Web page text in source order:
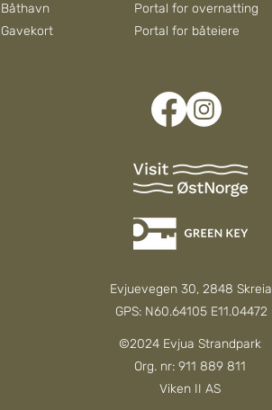
Båthavn
Gavekort
Portal for overnatting
Portal for båteiere
Evjuevegen 30, 2848 Skreia
GPS: N60.64105 E11.04472
©2024 Evjua Strandpark
Org. nr: 911 889 811
Viken II AS